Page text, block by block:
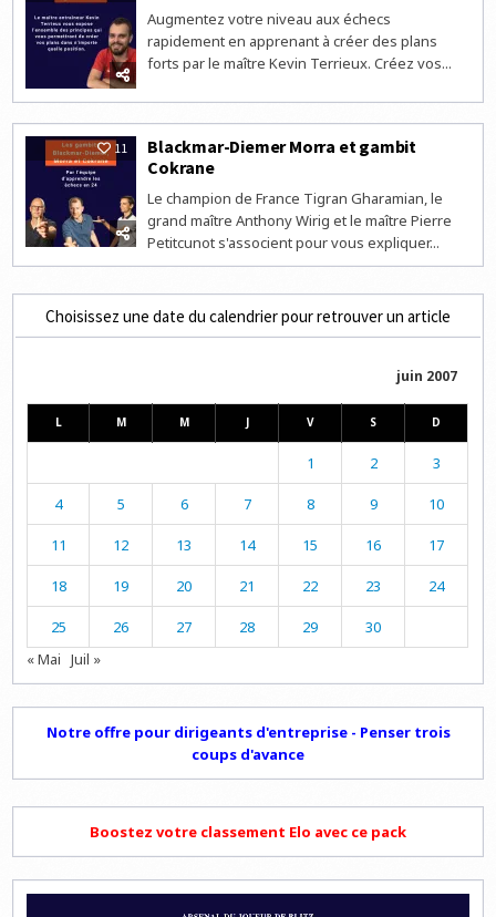
Augmentez votre niveau aux échecs
rapidement en apprenant à créer des plans
forts par le maître Kevin Terrieux. Créez vos...
11
Blackmar-Diemer Morra et gambit
Cokrane
Le champion de France Tigran Gharamian, le
grand maître Anthony Wirig et le maître Pierre
Petitcunot s'associent pour vous expliquer...
Choisissez une date du calendrier pour retrouver un article
juin 2007
L M M J V S D
1 2 3
4 5 6 7 8 9 10
11 12 13 14 15 16 17
18 19 20 21 22 23 24
25 26 27 28 29
30
« Mai Juil »
Notre offre pour dirigeants d'entreprise - Penser trois
coups d'avance
Boostez votre classement Elo avec ce pack